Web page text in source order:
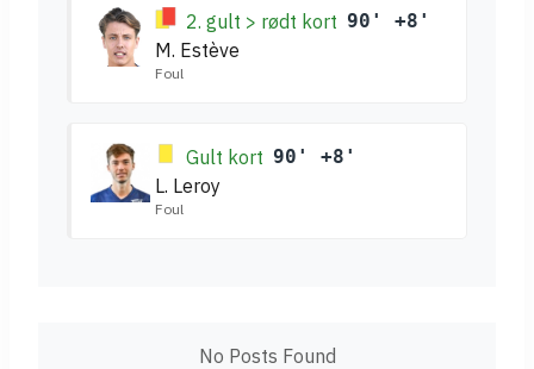
2. gult > rødt kort 90' +8'
M. Estève
Foul
Gult kort 90' +8'
L. Leroy
Foul
No Posts Found